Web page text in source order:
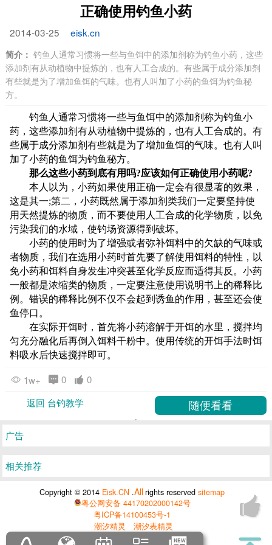
正确使用钓鱼小药
2014-03-25 eisk.cn
简介： 钓鱼人通常习惯将一些与鱼饵中的添加剂称为钓鱼小药，这些
添加剂有从动植物中提炼的，也有人工合成的。有些属于成分添加剂
有些就是为了增加鱼饵的气味。也有人叫加了小药的鱼饵为钓鱼秘
方。
钓鱼人通常习惯将一些与鱼饵中的添加剂称为钓鱼小
药，这些添加剂有从动植物中提炼的，也有人工合成的。有
些属于成分添加剂有些就是为了增加鱼饵的气味。也有人叫
加了小药的鱼饵为钓鱼秘方。
那么这些小药到底有用吗?应该如何正确使用小药呢?
本人以为，小药如果使用正确一定会有很显著的效果，
这是其一;第二，小药既然属于添加剂类我们一定要坚持使
用天然提炼的物质，而不要使用人工合成的化学物质，以免
污染我们的水域，使钓场资源得到破坏。
小药的使用时为了增强或者弥补饵料中的欠缺的气味或
者物质，我们在选用小药时首先要了解使用饵料的特性，以
免小药和饵料自身发生冲突甚至化学反应而适得其反。小药
一般都是浓缩类的物质，一定要注意使用说明书上的稀释比
例。错误的稀释比例不仅不会起到诱鱼的作用，甚至还会使
鱼停口。
在实际开饵时，首先将小药溶解于开饵的水里，搅拌均
匀充分融化后再倒入饵料干粉中。使用传统的开饵手法时饵
料吸水后快速搅拌即可。
1w+ 0
0
返回 台钓教学
广告
相关推荐
Copyright © 2014 Eisk.CN .Allrights reservedsitemap
粤公网安备 44170202000142号
粤ICP备14100453号-1
潮汐精灵
潮汐表精灵